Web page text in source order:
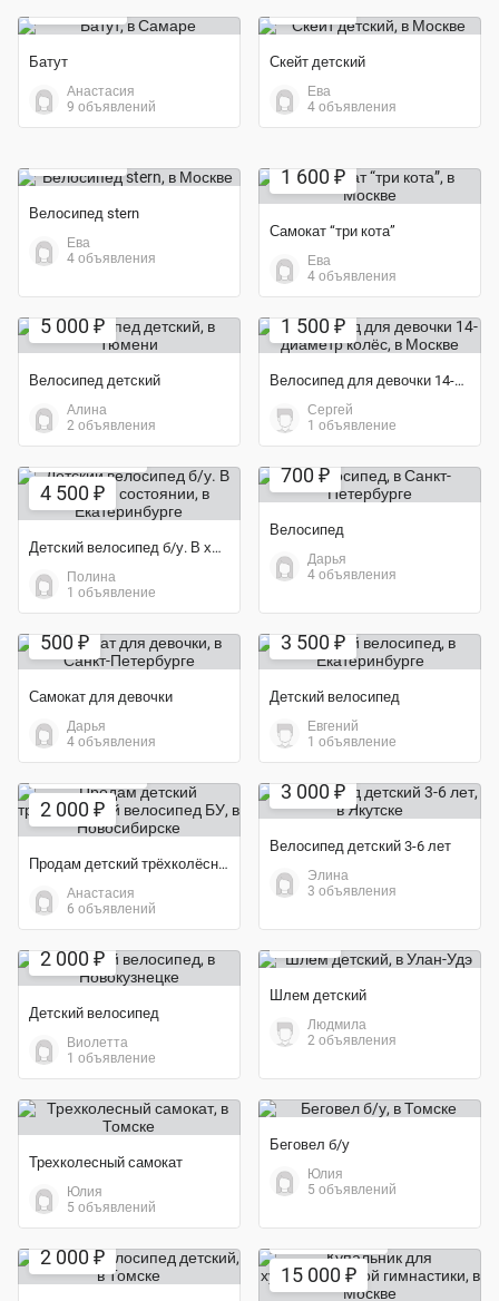
Батут
Анастасия
9 объявлений
Скейт детский
Ева
4 объявления
Экономия 12%
Велосипед stern
Ева
4 объявления
1 600 ₽
Самокат “три кота”
Ева
4 объявления
5 000 ₽
Велосипед детский
Алина
2 объявления
1 500 ₽
Велосипед для девочки 14-диаметр колёс
Сергей
1 объявление
4 500 ₽
Детский велосипед б/у. В хорошем состоянии
Полина
1 объявление
700 ₽
Велосипед
Дарья
4 объявления
500 ₽
Самокат для девочки
Дарья
4 объявления
3 500 ₽
Детский велосипед
Евгений
1 объявление
2 000 ₽
Продам детский трёхколёсный велосипед БУ
Анастасия
6 объявлений
3 000 ₽
Велосипед детский 3-6 лет
Элина
3 объявления
2 000 ₽
Детский велосипед
Виолетта
1 объявление
Шлем детский
Людмила
2 объявления
Трехколесный самокат
Юлия
5 объявлений
Беговел б/у
Юлия
5 объявлений
2 000 ₽
15 000 ₽